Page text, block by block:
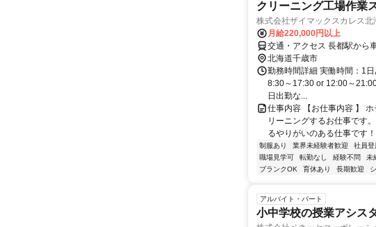
クリーニング工場作業
株式会社ザイマックスカレス北
月給220,000円以上
交通・アクセス 長都駅から
北海道千歳市
勤務時間詳細 実働時間：1
8:30～17:30 or 12:00～
日出勤な...
仕事内容 【お仕事内容 】
リーニングするお仕事です
るやりがいのある仕事です
制服あり 業界未経験者歓迎 社員登
職場見学可
転勤なし 経験不問 未
ブランクOK
育休あり 長期歓迎
アルバイト・パート
小中学校の授業アシス